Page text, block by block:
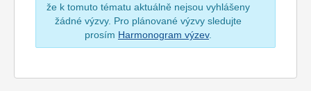
že k tomuto tématu aktuálně nejsou vyhlášeny
žádné výzvy. Pro plánované výzvy sledujte
prosím Harmonogram výzev.